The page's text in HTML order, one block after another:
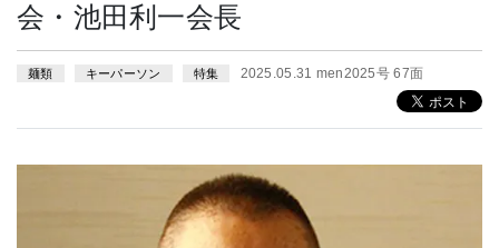
会・池田利一会長
麺類 キーパーソン 特集 2025.05.31 men2025号 67面